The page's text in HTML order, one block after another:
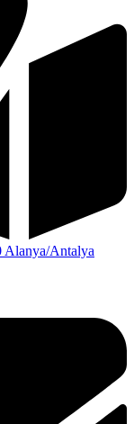
Alanya/Antalya